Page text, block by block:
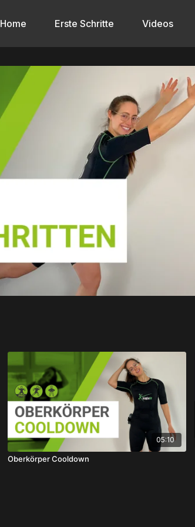
Home Erste Schritte Videos
05:10
Oberkörper Cooldown